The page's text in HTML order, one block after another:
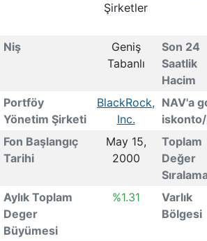
Şirketler
Niş
Geniş
Tabanlı
Son 24
Saatlik
Hacim
Portföy
Yönetim Şirketi
BlackRock,
Inc.
NAV'a
Fon Başlangıç
Tarihi
May 15,
2000
Toplam
Değer
Aylık Toplam
Deger
Büyümesi
%1.31
Varlık
Bölgesi